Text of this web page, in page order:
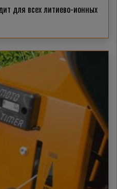
для всех литиево-ионных